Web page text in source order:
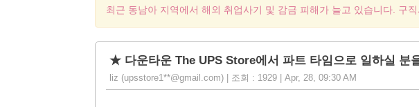
최근 동남아 지역에서 해외 취업사기 및 감금 피해가 늘고 있습니다. 구
★ 다운타운 The UPS Store에서 파트 타임으로 일하실 분
liz (upsstore1**@gmail.com) | 조회 : 1929 | Apr, 28, 09:30 AM